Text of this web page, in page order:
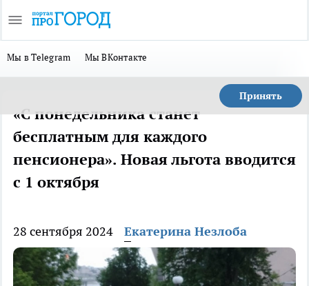
Мы в Telegram Мы ВКонтакте
Принять
«С понедельника станет
бесплатным для каждого
пенсионера». Новая льгота вводится
с 1 октября
28 сентября 2024 Екатерина Незлоба